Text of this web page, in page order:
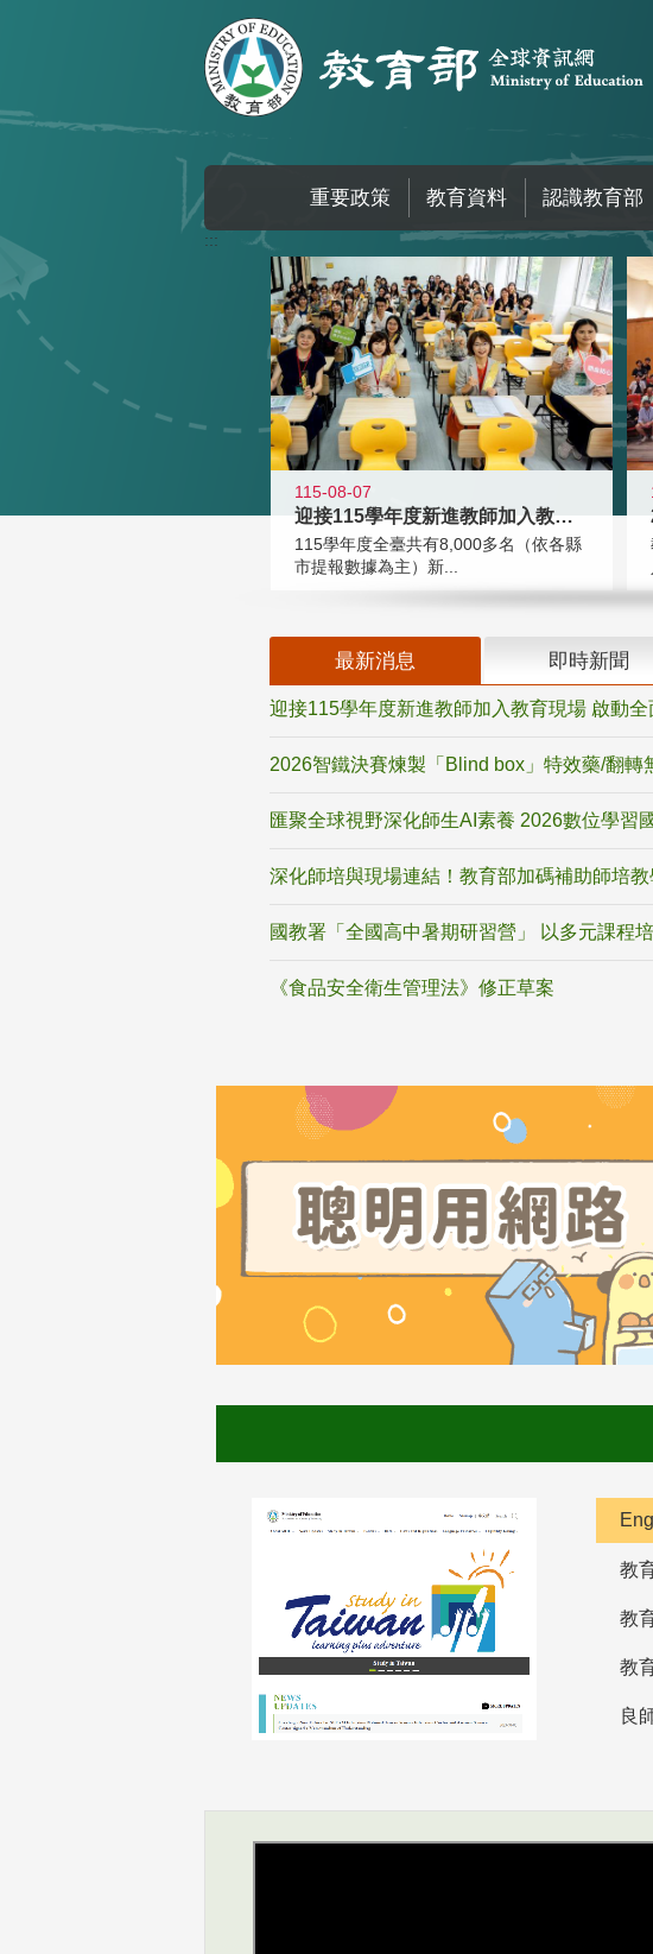
重要政策 教育資料 認識教育部
:::
115-08-07
迎接115學年度新進教師加入教育現
115學年度全臺共有8,000多名（依各縣
市提報數據為主）新...
最新消息 即時新聞
迎接115學年度新進教師加入教育現場 啟動
2026智鐵決賽煉製「Blind box」特效藥/翻轉
匯聚全球視野深化師生AI素養 2026數位學習
深化師培與現場連結！教育部加碼補助師培
國教署「全國高中暑期研習營」 以多元課程
《食品安全衛生管理法》修正草案
教
教
良